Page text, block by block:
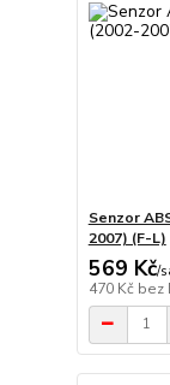
Senzor
2007) (F-L)
569 Kč/
470 Kč bez